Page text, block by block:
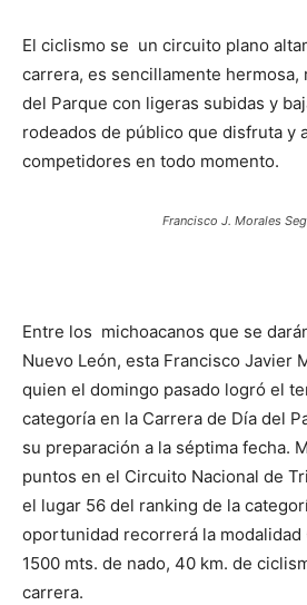
El ciclismo se un circuito plano
carrera, es sencillamente
del Parque con ligeras subidas y
rodeados de público que disfruta y
competidores en todo momento.
Francisco J. Morales
Entre los michoacanos que se
Nuevo León, esta Francisco Javier
quien el domingo pasado logró el
categoría en la Carrera de Día del
su preparación a la séptima fecha.
puntos en el Circuito Nacional de
el lugar 56 del ranking de la
oportunidad recorrerá la modalidad
1500 mts. de nado, 40 km. de
carrera.